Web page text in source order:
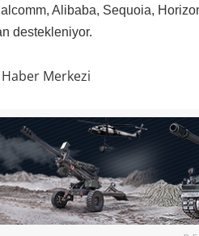
Alibaba, Sequoia,
destekleniyor.
Merkezi